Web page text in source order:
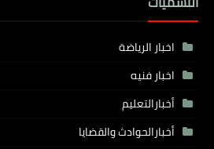
اخبار الرياضة
اخبار فنيه
أخبارالتعليم
أخبارالحوادث والقضايا